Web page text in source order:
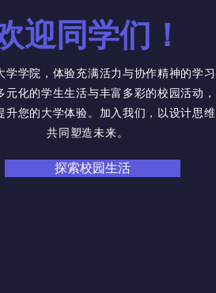
迎同学们！
学学院，体验充满活力与协作精神的学习
元化的学生生活与丰富多彩的校园活动，
升您的大学体验。加入我们，以设计思维
共同塑造未来。
探索校园生活